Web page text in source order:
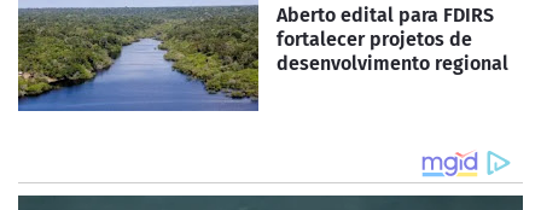
Aberto edital para FDIRS
fortalecer projetos de
desenvolvimento regional